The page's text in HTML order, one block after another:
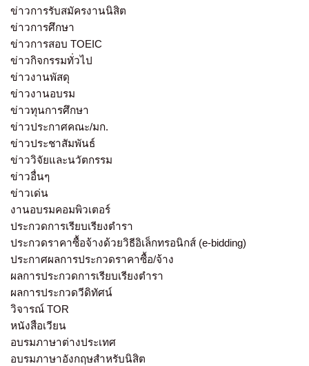
ข่าวการรับสมัครงานนิสิต
ข่าวการศึกษา
ข่าวการสอบ TOEIC
ข่าวกิจกรรมทั่วไป
ข่าวงานพัสดุ
ข่าวงานอบรม
ข่าวทุนการศึกษา
ข่าวประกาศคณะ/มก.
ข่าวประชาสัมพันธ์
ข่าววิจัยและนวัตกรรม
ข่าวอื่นๆ
ข่าวเด่น
งานอบรมคอมพิวเตอร์
ประกวดการเรียบเรียงตำรา
ประกวดราคาซื้อจ้างด้วยวิธีอิเล็กทรอนิกส์ (e-bidding)
ประกาศผลการประกวดราคาซื้อ/จ้าง
ผลการประกวดการเรียบเรียงตำรา
ผลการประกวดวีดิทัศน์
วิจารณ์ TOR
หนังสือเวียน
อบรมภาษาต่างประเทศ
อบรมภาษาอังกฤษสำหรับนิสิต